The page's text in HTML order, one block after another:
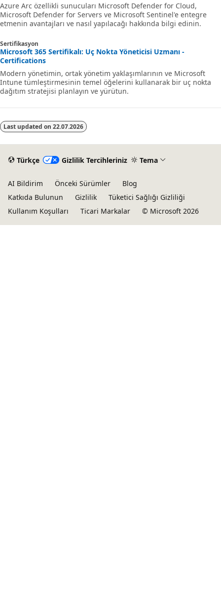
Azure Arc özellikli sunucuları Microsoft Defender for Cloud,
Microsoft Defender for Servers ve Microsoft Sentinel'e entegre
etmenin avantajları ve nasıl yapılacağı hakkında bilgi edinin.
Sertifikasyon
Microsoft 365 Sertifikalı: Uç Nokta Yöneticisi Uzmanı -
Certifications
Modern yönetimin, ortak yönetim yaklaşımlarının ve Microsoft
Intune tümleştirmesinin temel öğelerini kullanarak bir uç nokta
dağıtım stratejisi planlayın ve yürütun.
Last updated on 22.07.2026
Türkçe Gizlilik Tercihleriniz Tema
AI Bildirim Önceki Sürümler
Blog
Katkıda Bulunun
Gizlilik
Tüketici Sağlığı Gizliliği
Kullanım Koşulları
Ticari Markalar © Microsoft 2026